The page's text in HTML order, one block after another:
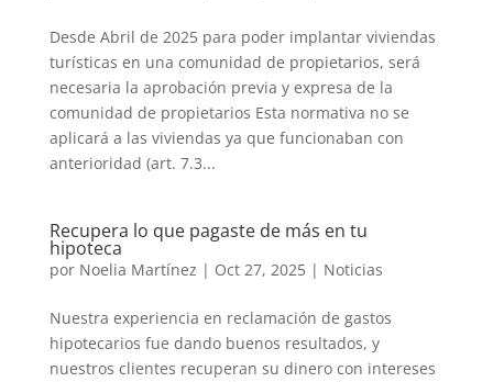
Desde Abril de 2025 para poder implantar viviendas
turísticas en una comunidad de propietarios, será
necesaria la aprobación previa y expresa de la
comunidad de propietarios Esta normativa no se
aplicará a las viviendas ya que funcionaban con
anterioridad (art. 7.3...
Recupera lo que pagaste de más en tu
hipoteca
por Noelia Martínez | Oct 27, 2025| Noticias
Nuestra experiencia en reclamación de gastos
hipotecarios fue dando buenos resultados, y
nuestros clientes recuperan su dinero con intereses